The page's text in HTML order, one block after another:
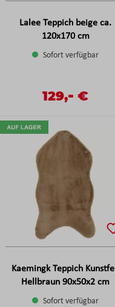
Lalee Teppich beige ca.
120x170 cm
Sofort verfügbar
Regulärer Preis:
Verkaufspreis:
129,- €
Kaemingk Teppich Kunstfell
Hellbraun 90x50x2 cm
Sofort verfügbar